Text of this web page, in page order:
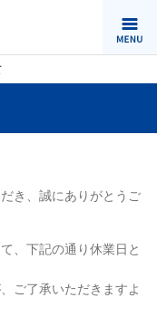
き、誠にありがとうご
、下記の通り休業日と
ご了承いただきますよ